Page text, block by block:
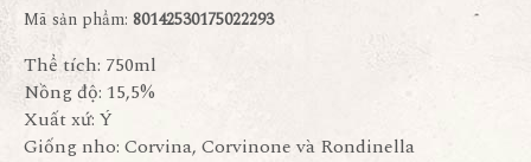
Mã sản phẩm: 80142530175022293
Thể tích: 750ml
Nồng độ: 15,5%
Xuất xứ: Ý
Giống nho: Corvina, Corvinone và Rondinella